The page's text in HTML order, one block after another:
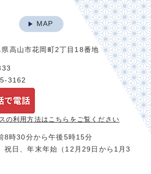
MAP
高山市花岡町2丁目18番地
3162
の利用方法は こちらをご覧ください
8時30分から午後5時15分
祝日、年末年始（12月29日から1月3